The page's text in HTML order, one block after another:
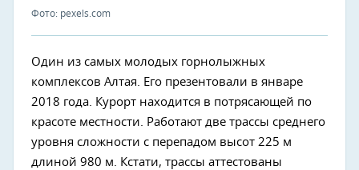
Фото: pexels.com
Один из самых молодых горнолыжных
комплексов Алтая. Его презентовали в январе
2018 года. Курорт находится в потрясающей по
красоте местности. Работают две трассы среднего
уровня сложности с перепадом высот 225 м
длиной 980 м. Кстати, трассы аттестованы